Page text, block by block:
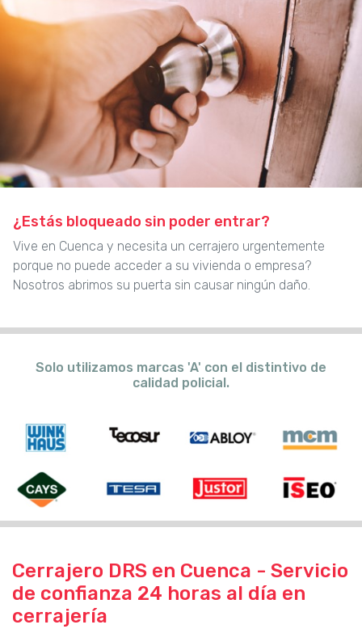
¿Estás bloqueado sin poder entrar?
Vive en Cuenca y necesita un cerrajero urgentemente
porque no puede acceder a su vivienda o empresa?
Nosotros abrimos su puerta sin causar ningún daño.
Solo utilizamos marcas 'A' con el distintivo de
calidad policial.
Cerrajero DRS en Cuenca - Servicio
de confianza 24 horas al día en
cerrajería